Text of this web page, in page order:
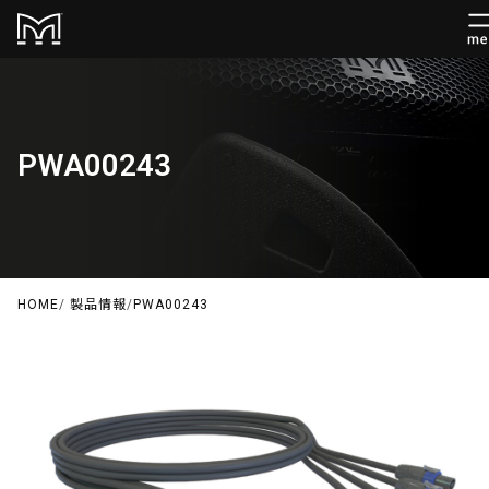
PWA00243
HOME/ 製品情報/ PWA00243